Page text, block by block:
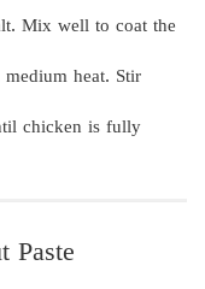
Mix well to coat the
heat. Stir
chicken is fully
Paste